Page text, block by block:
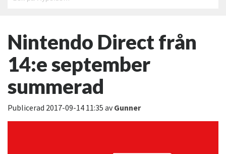
Nintendo Direct från
14:e september
summerad
Publicerad 2017-09-14 11:35 avGunner